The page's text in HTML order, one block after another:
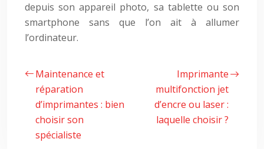
depuis son appareil photo, sa tablette ou son
smartphone sans que l’on ait à allumer
l’ordinateur.
Maintenance et
réparation
d’imprimantes : bien
choisir son
spécialiste
Imprimante
multifonction jet
d’encre ou laser :
laquelle choisir ?